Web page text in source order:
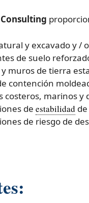
y excavado y /
de suelo
y muros de tierra
contención
costeros, marinos y
de estabilidad
de riesgo de